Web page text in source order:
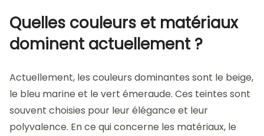
Quelles couleurs et matériaux
dominent actuellement ?
Actuellement, les couleurs dominantes sont le beige,
le bleu marine et le vert émeraude. Ces teintes sont
souvent choisies pour leur élégance et leur
polyvalence. En ce qui concerne les matériaux, le